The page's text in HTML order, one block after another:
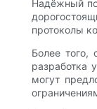
Надёжный
протоколы
Более того,
разработка
могут